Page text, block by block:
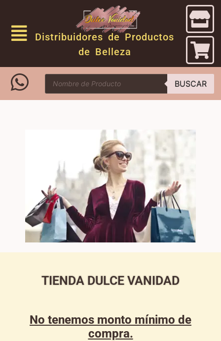
Distribuidores de Productos
de Belleza
BUSCAR
TIENDA DULCE VANIDAD
No tenemos monto mínimo de
compra.